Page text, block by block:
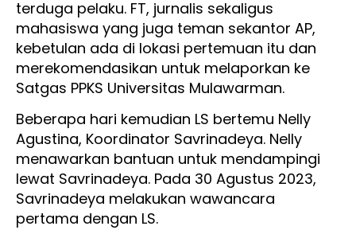
terduga pelaku. FT, jurnalis sekaligus
mahasiswa yang juga teman sekantor AP,
kebetulan ada di lokasi pertemuan itu dan
merekomendasikan untuk melaporkan ke
Satgas PPKS Universitas Mulawarman.
Beberapa hari kemudian LS bertemu Nelly
Agustina, Koordinator Savrinadeya. Nelly
menawarkan bantuan untuk mendampingi
lewat Savrinadeya. Pada 30 Agustus 2023,
Savrinadeya melakukan wawancara
pertama dengan LS.